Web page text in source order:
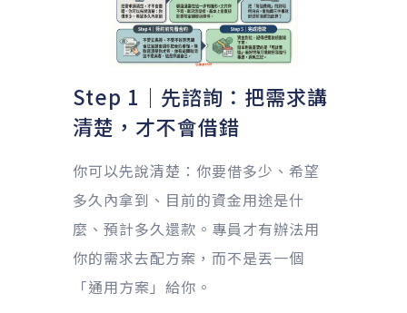
Step 1｜先諮詢：把需求講
清楚，才不會借錯
你可以先說清楚：你要借多少、希望
多久內拿到、目前的資金用途是什
麼、預計多久還款。專員才有辦法用
你的需求去配方案，而不是丟一個
「通用方案」給你。